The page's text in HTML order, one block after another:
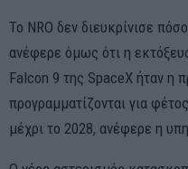
Το NRO δεν διευκρίνισε
ανέφερε όμως ότι η
Falcon 9 της SpaceX ήταν η
προγραμματίζονται για
μέχρι το 2028, ανέφερε η